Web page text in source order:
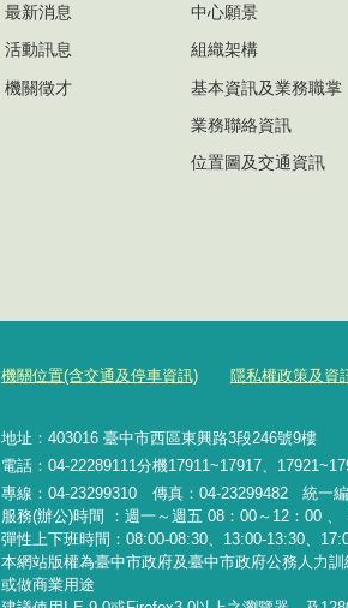
最新消息
活動訊息
機關徵才
中心願景
組織架構
基本資訊及業務職掌
業務聯絡資訊
位置圖及交通資訊
機關位置(含交通及停車資訊) 隱私權政策及資
地址：403016 臺中市西區東興路3段246號9樓
電話：04-22289111分機17911~17917、
專線：04-23299310 傳真：04-23299482 統一
服務(辦公)時間 ：週一～週五 08：00～12：00
彈性上下班時間：08:00-08:30、13:00-13:30、
本網站版權為臺中市政府及臺中市政府公務人力
或做商業用途